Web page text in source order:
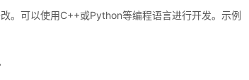
。可以使用C++或Python等编程语言进行开发。示例